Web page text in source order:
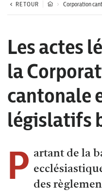
RETOUR Corporation
Les actes
la
cantonale
législatifs
P artant de la
des